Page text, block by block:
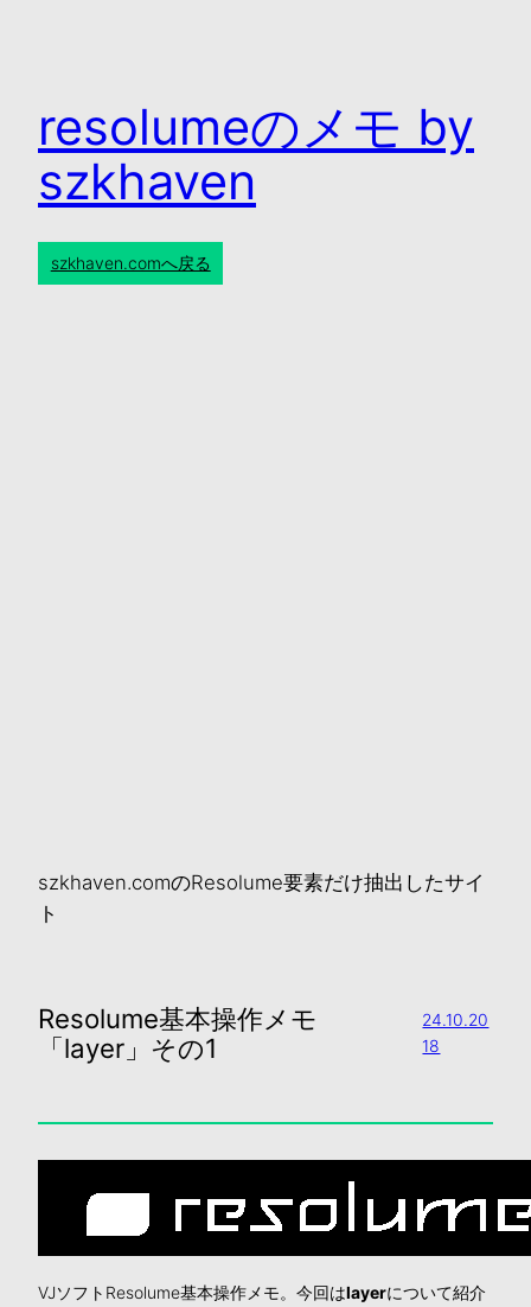
resolumeのメモ by
szkhaven
szkhaven.comへ戻る
szkhaven.comのResolume要素だけ抽出したサイ
ト
Resolume基本操作メモ
「layer」その1
24.10.20
18
VJソフトResolume基本操作メモ。今回はlayerについて紹介